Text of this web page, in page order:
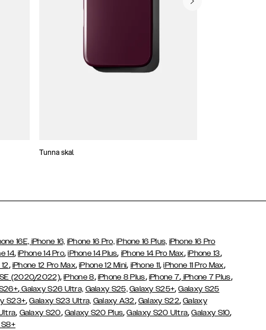
Tunna skal
16E, iPhone 16, iPhone 16 Pro, iPhone 16 Plus, iPhone 16 Pro
14,iPhone 14 Pro,iPhone 14 Plus, iPhone 14 Pro Max, iPhone 13,
, iPhone 12 Pro Max,iPhone 12 Mini, iPhone 11,iPhone 11 Pro Max,
SE (2020/2022),iPhone 8, iPhone 8 Plus, iPhone 7, iPhone 7 Plus,
,Galaxy S26 Ultra, Galaxy S25, Galaxy S25+,Galaxy S25
S23+,Galaxy S23 Ultra, Galaxy A32, Galaxy S22,Galaxy
, Galaxy S20, Galaxy S20 Plus,Galaxy S20 Ultra,Galaxy S10,